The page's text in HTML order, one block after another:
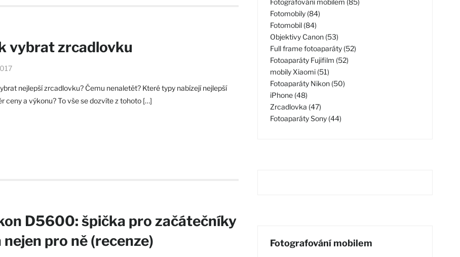
vybrat zrcadlovku
nejlepší zrcadlovku? Čemu nenaletět? Které typy nabízejí nejlepší
ceny a výkonu? To vše se dozvíte z tohoto […]
D5600: špička pro začátečníky
nejen pro ně (recenze)
Fotografování mobilem (85)
Fotomobily (84)
Fotomobil (84)
Objektivy Canon (53)
Full frame fotoaparáty (52)
Fotoaparáty Fujifilm (52)
mobily Xiaomi (51)
Fotoaparáty Nikon (50)
iPhone (48)
Zrcadlovka (47)
Fotoaparáty Sony (44)
Fotografování mobilem